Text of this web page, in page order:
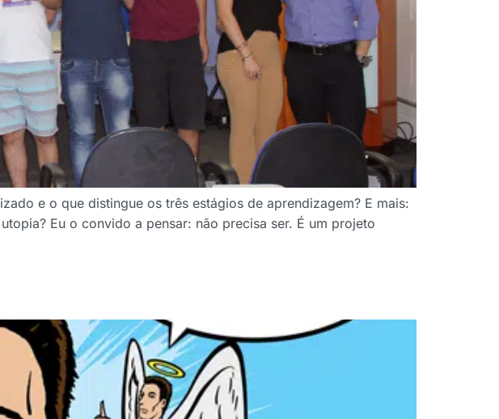
e o que distingue os três estágios de aprendizagem? E mais:
Eu o convido a pensar: não precisa ser. É um projeto